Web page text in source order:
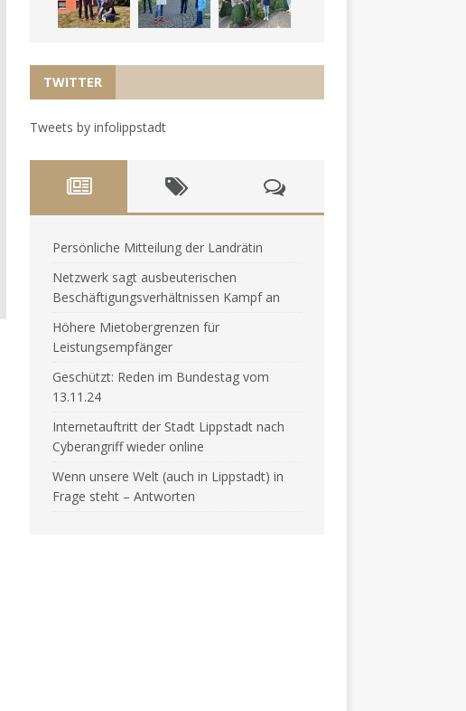
TWITTER
Tweets by infolippstadt
Persönliche Mitteilung der Landrätin
Netzwerk sagt ausbeuterischen
Beschäftigungsverhältnissen Kampf an
Höhere Mietobergrenzen für
Leistungsempfänger
Geschützt: Reden im Bundestag vom
13.11.24
Internetauftritt der Stadt Lippstadt nach
Cyberangriff wieder online
Wenn unsere Welt (auch in Lippstadt) in
Frage steht – Antworten